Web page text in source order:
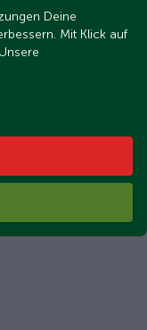
Deine
Mit Klick auf